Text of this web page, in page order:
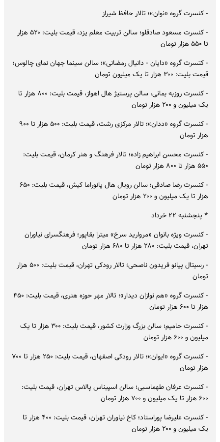
- کنسرت گروه «نوان»؛ تالار حافظ شیراز
- کنسرت مسعود صادقلو؛ سالن تربیت معلم یزد، قیمت بلیت: ۵۲۰ هزار
تا ۵۵۰ هزار تومان
- کتسرت گروه «دایان - دانیال رمضانی»؛ سالن سینما جهان نمای چالوس؛
قیمت بلیت: ۳۰۰ هزار تا یک میلیون تومان
- کنسرت روزبه بمانی، سالن پرستیژ هال اهواز، قیمت بلیت: ۸۰۰ هزار تا
یک میلیون و ۲۰۰ هزار تومان
- کنسرت گروه «ددان»؛ تالار مرکزی رشت، قیمت بلیت: ۵۰۰ هزار تا ۹۰۰
هزار تومان
- کنسرت محسن ابراهیم زاده؛ تالار فرهنگ و هنر کرمان، قیمت بلیت:
۵۵۰ هزار تا ۸۰۰ هزار تومان
- کنسرت رضا صادقی؛ سالن رویال هال پانوراما کیش، قیمت بلیت: ۶۵۰
هزار تا یک میلیون و ۲۰۰ هزار تومان
* پنجشنبه ۲۲ خرداد
- کنسرت ویژه بانوان «مروارید سرخ» میترا بقاپور؛ فرهنگسرای نیاوران
تهران، قیمت بلیت: ۲۸۰ هزار تا ۶۸۰ هزار تومان
- رسیتال پیانو فریدون ناصحی؛ تالار رودکی تهران، قیمت بلیت: ۵۰۰ هزار
تومان
- کنسرت گروه «هم نوازان دیدار»؛ تالار مهر حوزه هنری، قیمت بلیت: ۴۵۰
هزار تا ۶۰۰ هزار تومان
- کنسرت حامیم؛ سالن بزرگ وزارت کشور، قیمت بلیت: ۳۰۰ هزار تا یک
میلیون و ۶۰۰ هزار تومان
- کنسرت گروه «ایوان»؛ تالار رودکی اصفهان، قیمت بلیت: ۲۵۰ هزار تا ۷۰۰
هزار تومان
- کنسرت عرفان طهماسبی؛ سالن اسپیناس پالاس تهران، قیمت بلیت:
۶۰۰ هزار تا یک میلیون و ۷۰۰ هزار تومان
- کنسرت علیرضا پوراستاد؛ کاخ نیاوران تهران، قیمت بلیت: ۴۰۰ هزار تا
یک میلیون و ۲۰۰ هزار تومان